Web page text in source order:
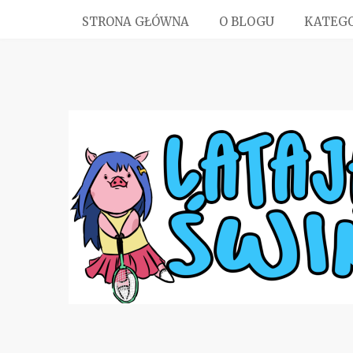
STRONA GŁÓWNA O BLOGU